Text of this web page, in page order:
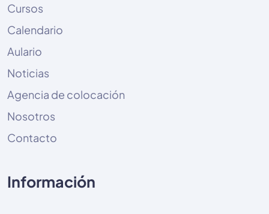
Cursos
Calendario
Aulario
Noticias
Agencia de colocación
Nosotros
Contacto
Información